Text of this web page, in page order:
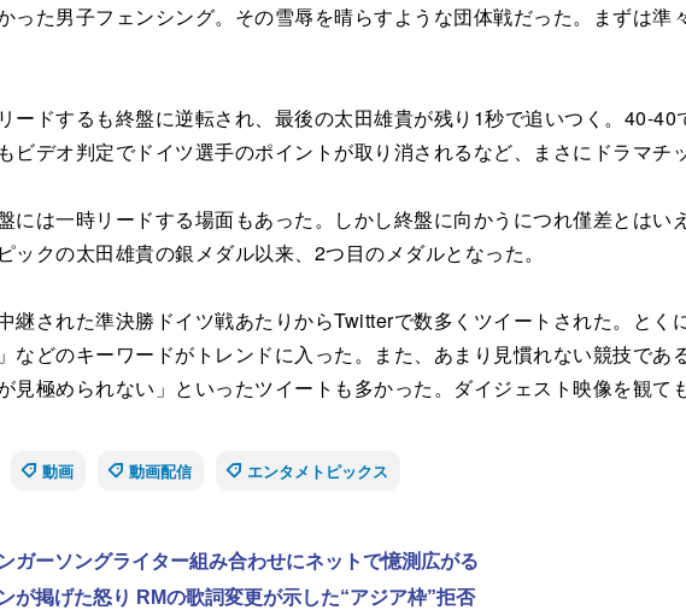
た男子フェンシング。その雪辱を晴らすような団体戦だった。まずは
ドするも終盤に逆転され、最後の太田雄貴が残り1秒で追いつく。40-
デオ判定でドイツ選手のポイントが取り消されるなど、まさにドラマチ
は一時リードする場面もあった。しかし終盤に向かうにつれ僅差とは
クの太田雄貴の銀メダル以来、2つ目のメダルとなった。
された準決勝ドイツ戦あたりからTwitterで数多くツイートされた。と
などのキーワードがトレンドに入った。また、あまり見慣れない競技で
見極められない」といったツイートも多かった。ダイジェスト映像を観て
動画 動画配信 エンタメトピックス
ガーソングライター組み合わせにネットで憶測広がる
が掲げた怒り RMの歌詞変更が示した“アジア枠”拒否